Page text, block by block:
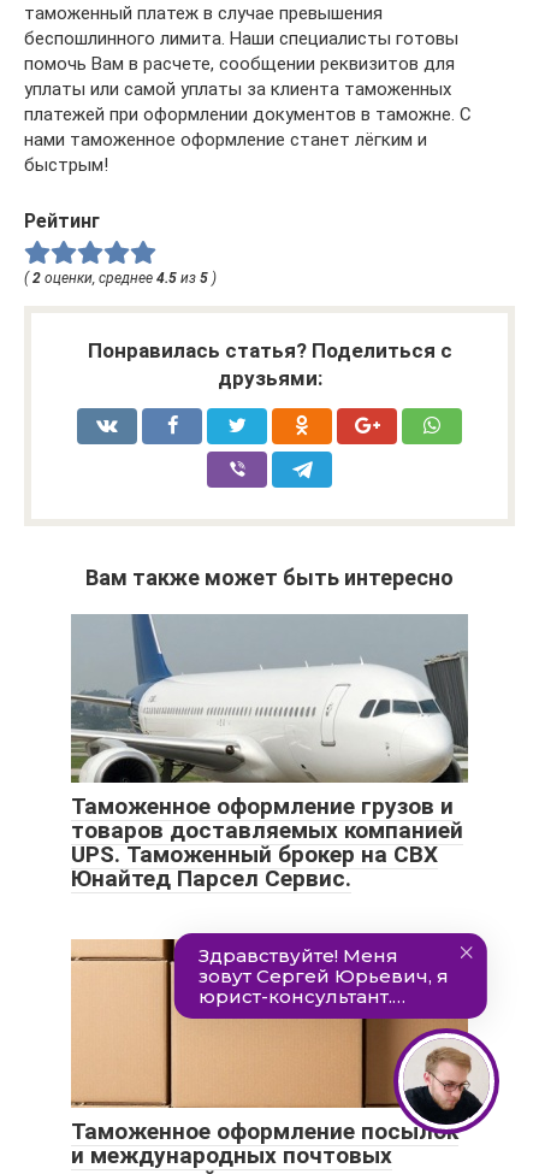
таможенный платеж в случае превышения
беспошлинного лимита. Наши специалисты готовы
помочь Вам в расчете, сообщении реквизитов для
уплаты или самой уплаты за клиента таможенных
платежей при оформлении документов в таможне. С
нами таможенное оформление станет лёгким и
быстрым!
Рейтинг
(2 оценки, среднее 4.5 из 5 )
Понравилась статья? Поделиться с
друзьями:
Вам также может быть интересно
Таможенное оформление грузов и
товаров доставляемых компанией
UPS. Таможенный брокер на СВХ
Юнайтед Парсел Сервис.
Таможенное оформление посылок
и международных почтовых